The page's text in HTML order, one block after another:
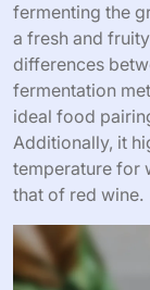
fermenting the
a fresh and
differences
fermentation
ideal food
Additionally, it
temperature for
that of red wine.